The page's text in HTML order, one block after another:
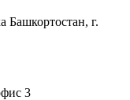
Башкортостан, г.
3